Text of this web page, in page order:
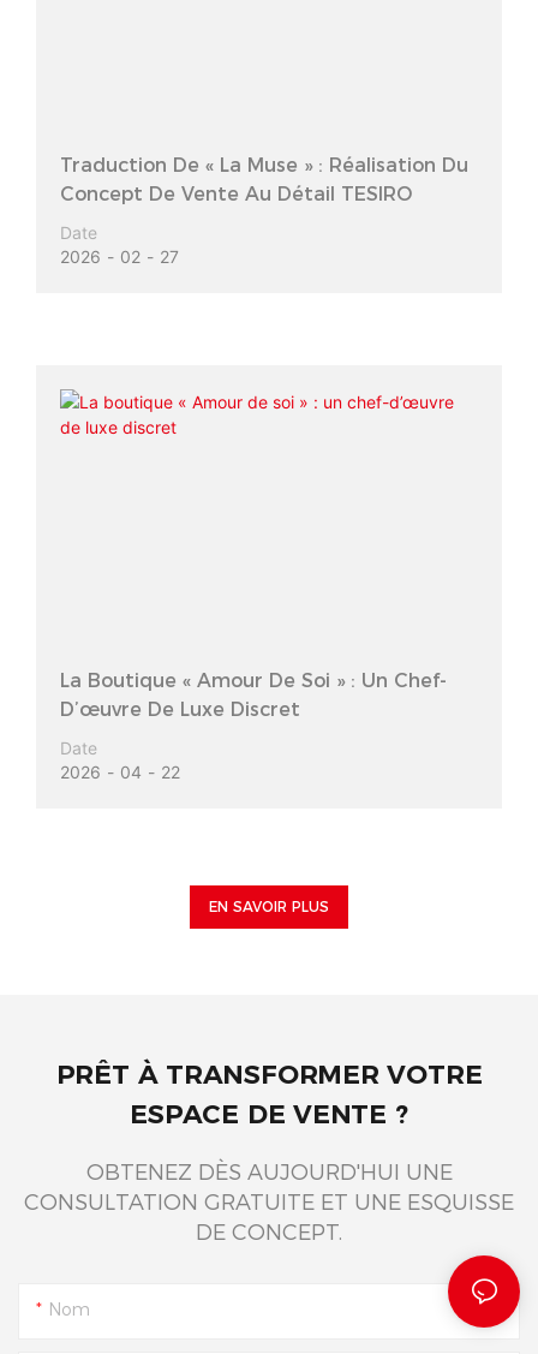
Traduction De « La Muse » : Réalisation Du
Concept De Vente Au Détail TESIRO
Date
2026
02 27
La Boutique « Amour De Soi » : Un Chef-
D’œuvre De Luxe Discret
Date
2026
04 22
EN SAVOIR PLUS
PRÊT À TRANSFORMER VOTRE
ESPACE DE VENTE ?
OBTENEZ DÈS AUJOURD'HUI UNE
CONSULTATION GRATUITE ET UNE ESQUISSE
DE CONCEPT.
Nom